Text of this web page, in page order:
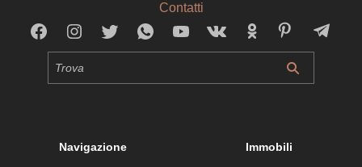
Contatti
Navigazione Immobili